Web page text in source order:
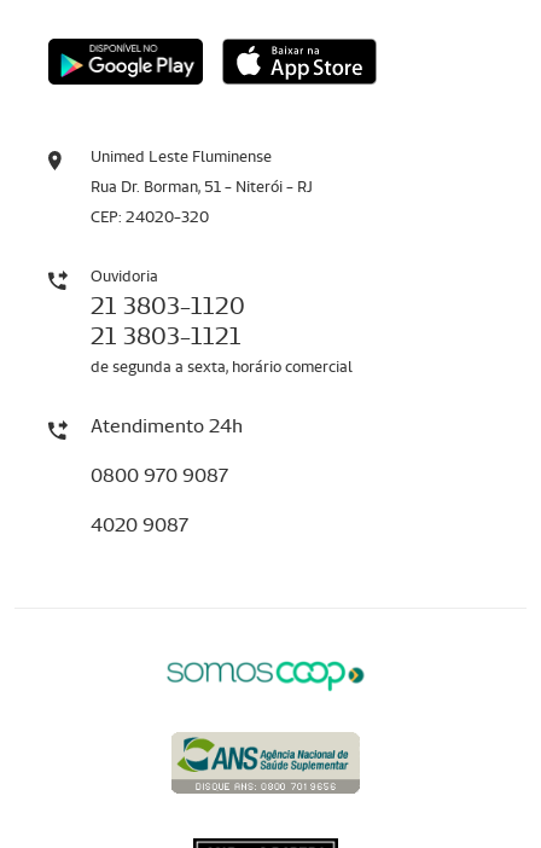
Unimed Leste Fluminense
Rua Dr. Borman, 51 - Niterói - RJ
CEP: 24020-320
Ouvidoria
21 3803-1120
21 3803-1121
de segunda a sexta, horário comercial
Atendimento 24h
0800 970 9087
4020 9087